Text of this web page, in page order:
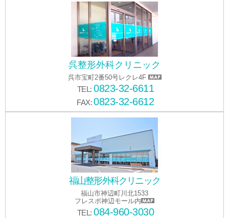
呉整形外科クリニック
呉市宝町2番50号レクレ4F
TEL: 0823-32-6611
FAX:0823-32-6612
福山整形外科クリニック
福山市神辺町川北1533
フレスポ神辺モール内
TEL: 084-960-3030